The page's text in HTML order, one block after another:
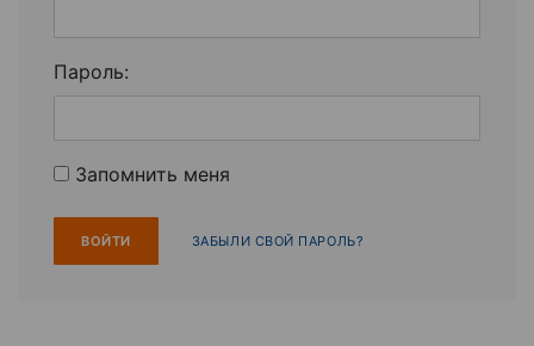
Пароль:
Запомнить меня
ЗАБЫЛИ СВОЙ ПАРОЛЬ?